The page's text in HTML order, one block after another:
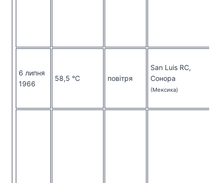
6 липня
1966
58,5 °C повітря
San Luis RC,
Сонора
(Мексика)